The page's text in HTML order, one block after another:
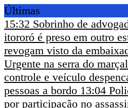
Últimas
15:32 Sobrinho de
itororó é preso em outro
revogam visto da
Urgente na serra do
controle e veículo
pessoas a bordo 13:04
por participação no